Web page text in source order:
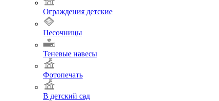
Ограждения детские
Песочницы
Теневые навесы
Фотопечать
В детский сад